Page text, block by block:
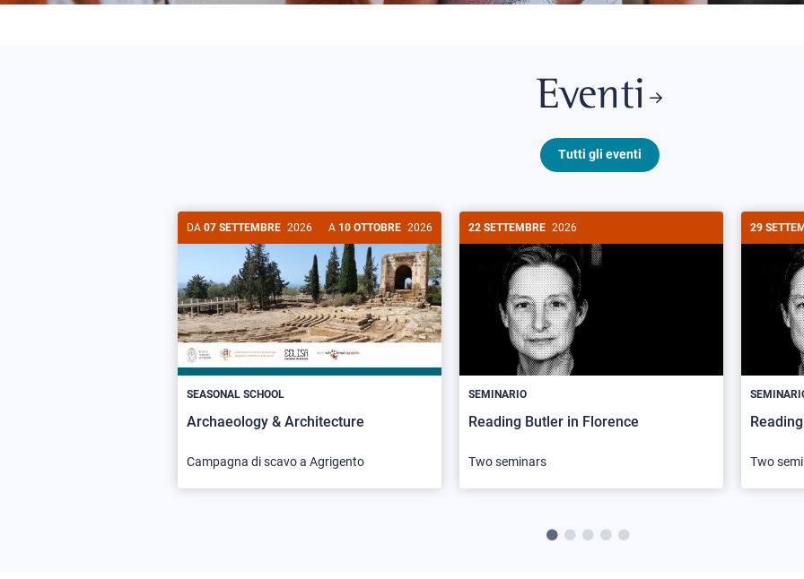
Eventi
Tutti gli eventi
DA 07 SETTEMBRE 2026 A 10 OTTOBRE 2026
SEASONAL SCHOOL
Archaeology & Architecture
Campagna di scavo a Agrigento
22 SETTEMBRE 2026
SEMINARIO
Reading Butler in Florence
Two seminars
29
Two